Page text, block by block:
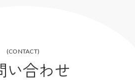
(CONTACT)
い合わせ